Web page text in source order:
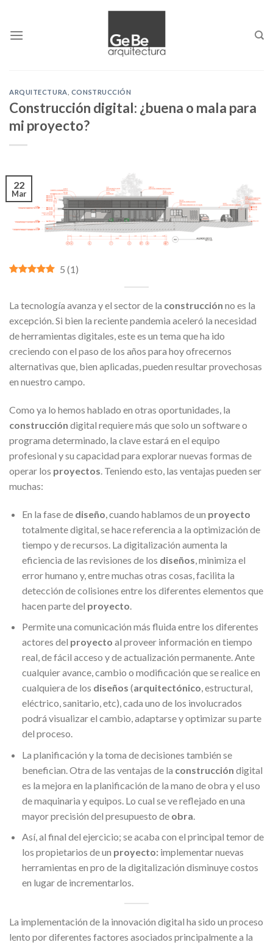
content
ARQUITECTURA CONSTRUCCIÓN
Construcción digital: ¿buena o mala para
mi proyecto?
22
Mar
5 (1)
La tecnología avanza y el sector de la construcción no es la
excepción. Si bien la reciente pandemia aceleró la necesidad
de herramientas digitales, este es un tema que ha ido
creciendo con el paso de los años para hoy ofrecernos
alternativas que, bien aplicadas, pueden resultar provechosas
en nuestro campo.
Como ya lo hemos hablado en otras oportunidades, la
construcción digital requiere más que solo un software o
programa determinado, la clave estará en el equipo
profesional y su capacidad para explorar nuevas formas de
operar los proyectos . Teniendo esto, las ventajas pueden ser
muchas:
En la fase de diseño , cuando hablamos de un proyecto
totalmente digital, se hace referencia a la optimización de
tiempo y de recursos. La digitalización aumenta la
eficiencia de las revisiones de los diseños , minimiza el
error humano y, entre muchas otras cosas, facilita la
detección de colisiones entre los diferentes elementos que
hacen parte del proyecto
Permite una comunicación más fluida entre los diferentes
actores del proyecto al proveer información en tiempo
real, de fácil acceso y de actualización permanente. Ante
cualquier avance, cambio o modificación que se realice en
cualquiera de los diseños (arquitectónico, estructural,
eléctrico, sanitario, etc), cada uno de los involucrados
podrá visualizar el cambio, adaptarse y optimizar su parte
del proceso.
La planificación y la toma de decisiones también se
benefician. Otra de las ventajas de la construcción digital
es la mejora en la planificación de la mano de obra y el uso
de maquinaria y equipos. Lo cual se ve reflejado en una
mayor precisión del presupuesto de obra
Así, al final del ejercicio; se acaba con el principal temor de
los propietarios de un proyecto:implementar nuevas
herramientas en pro de la digitalización disminuye costos
en lugar de incrementarlos.
La implementación de la innovación digital ha sido un proceso
lento por diferentes factores asociados principalmente a la